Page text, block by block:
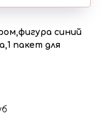
синий
пакет для